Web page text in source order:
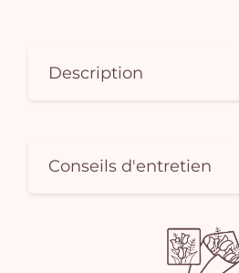
Description
Conseils d'entretien